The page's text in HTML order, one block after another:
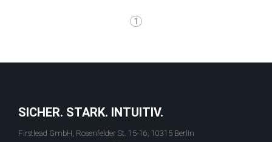
1
SICHER. STARK. INTUITIV.
Firstlead GmbH, Rosenfelder St. 15-16, 10315 Berlin